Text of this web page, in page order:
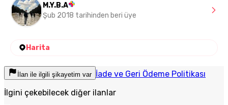
M.Y.B.A
Şub 2018 tarihinden beri üye
Harita
İlan ile ilgili şikayetim var İade ve Geri Ödeme Politikası
İlgini çekebilecek diğer ilanlar